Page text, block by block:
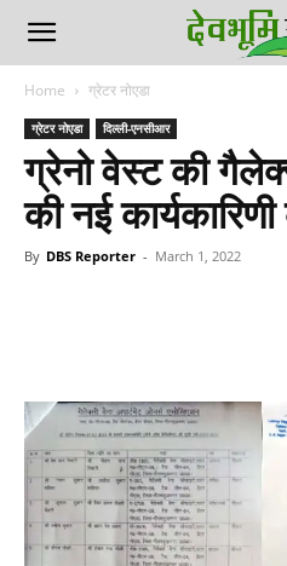
Home ग्रेटर नोएडा
ग्रेटर नोएडा दिल्ली-एनसीआर
ग्रेनो वेस्ट की
की नई
By DBS Reporter - March 1, 2022